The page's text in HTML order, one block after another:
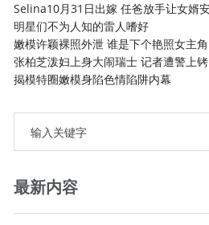
Selina10月31日出嫁 任爸放手让女婿
明星们不为人知的雷人嗜好
嫩模许颖裸照外泄 谁是下个艳照女主角
张柏芝泼妇上身大闹瑞士 记者遭警上铐
揭模特圈嫩模身陷色情陷阱内幕
最新内容